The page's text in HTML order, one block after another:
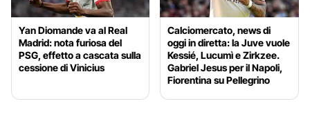
Yan Diomande va al Real
Madrid: nota furiosa del
PSG, effetto a cascata sulla
cessione di Vinicius
Calciomercato, news di
oggi in diretta: la Juve vuole
Kessié, Lucumì e Zirkzee.
Gabriel Jesus per il Napoli,
Fiorentina su Pellegrino